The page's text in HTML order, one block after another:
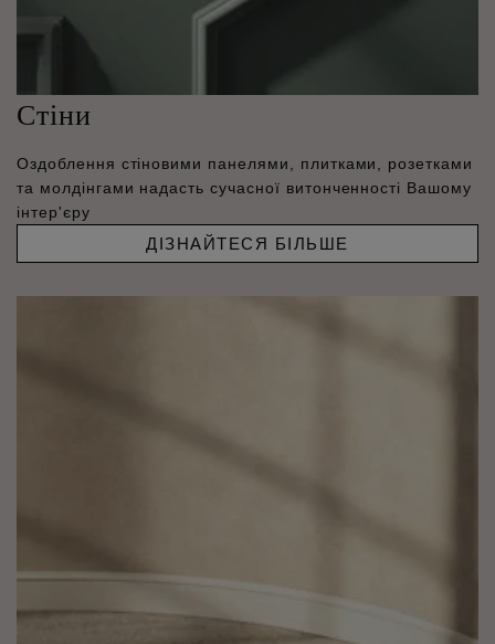
Стіни
Оздоблення стіновими панелями, плитками, розетками
та молдінгами надасть сучасної витонченності Вашому
інтер'єру
ДІЗНАЙТЕСЯ БІЛЬШЕ